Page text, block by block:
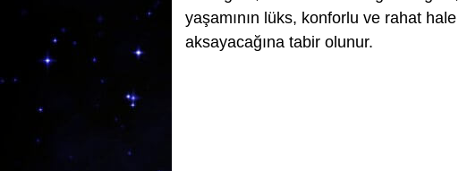
yaşamının lüks, konforlu ve rahat
aksayacağına tabir olunur.